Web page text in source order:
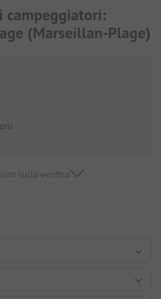
campeggiatori:
(Marseillan-Plage)
sulla verifica